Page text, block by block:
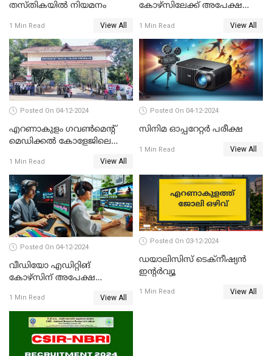
തസ്തികയിൽ നിയമനം
1 Min Read View All
കോഴ്‌സിലേക്ക് അപേക്ഷ
1 Min Read View All
Posted On 04-12-2024
എറണാകുളം ഗവണ്‍മെന്റ്
മെഡിക്കല്‍ കോളേജിലെ
കീഴിൽ ഒഴിവ്
1 Min Read View All
Posted On 04-12-2024
സിനിമ ഓപ്പറേറ്റർ പരീക്ഷ
1 Min Read View All
Posted On 04-12-2024
വീഡിയോ എഡിറ്റിങ്
കോഴ്‌സിന് അപേക്ഷ
1 Min Read View All
Posted On 03-12-2024
ഡയാലിസിസ് ടെക്‌നീഷ്യന്‍
ഇന്റര്‍വ്യൂ
1 Min Read View All